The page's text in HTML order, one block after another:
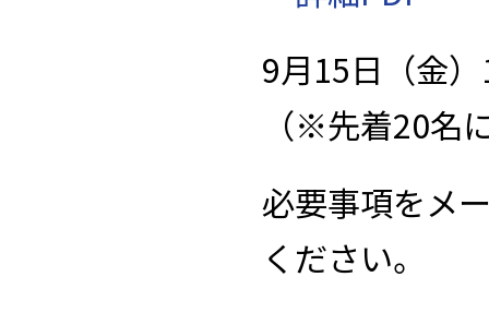
9月15日（金）
（※先着20名
必要事項をメ
ください。